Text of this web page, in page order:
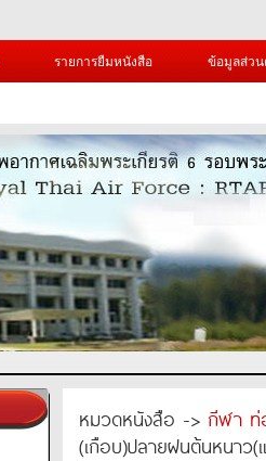
รายการยืมหนังสือ ข้อมูลส่ว
หมวดหนังสือ -> กีฬา ท่
(เกือบ)ปลายฝนต้นหนาว(